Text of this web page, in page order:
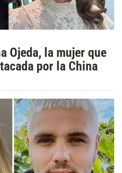
Ojeda, la mujer que
por la China